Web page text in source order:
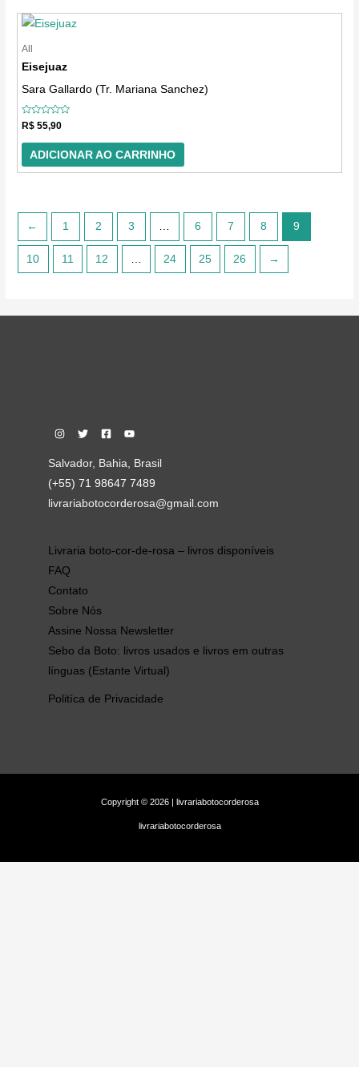
All
Eisejuaz
Sara Gallardo (Tr. Mariana Sanchez)
Avaliação
0
de
R$ 55,90
ADICIONAR AO CARRINHO
← 1 2 3 … 6 7 8 9
10 11 12 24 25 26 →
Salvador, Bahia, Brasil
(+55) 71 98647 7489
livrariabotocorderosa@gmail.com
Livraria boto-cor-de-rosa – livros disponíveis
FAQ
Contato
Sobre Nós
Assine Nossa Newsletter
Sebo da Boto: livros usados e livros em outras
línguas (Estante Virtual)
Politíca de Privacidade
Copyright © 2026 | livrariabotocorderosa
livrariabotocorderosa